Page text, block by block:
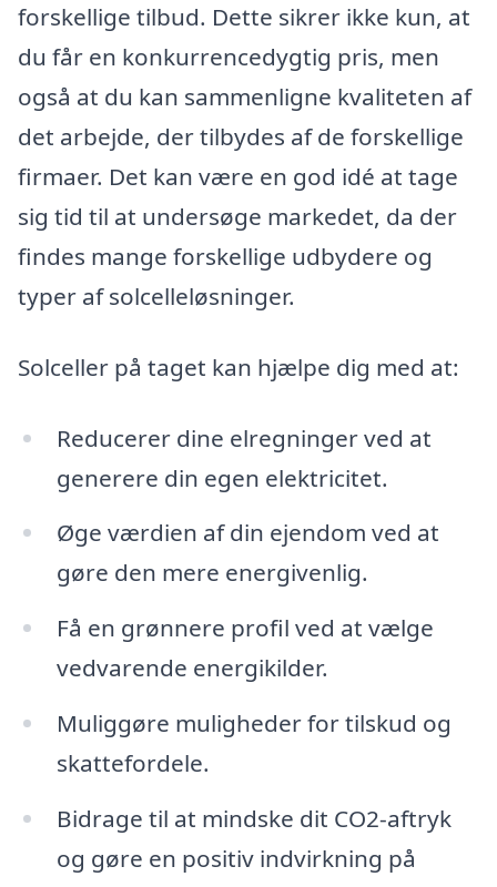
forskellige tilbud. Dette sikrer ikke kun, at
du får en konkurrencedygtig pris, men
også at du kan sammenligne kvaliteten af
det arbejde, der tilbydes af de forskellige
firmaer. Det kan være en god idé at tage
sig tid til at undersøge markedet, da der
findes mange forskellige udbydere og
typer af solcelleløsninger.
Solceller på taget kan hjælpe dig med at:
Reducerer dine elregninger ved at
generere din egen elektricitet.
Øge værdien af din ejendom ved at
gøre den mere energivenlig.
Få en grønnere profil ved at vælge
vedvarende energikilder.
Muliggøre muligheder for tilskud og
skattefordele.
Bidrage til at mindske dit CO2-aftryk
og gøre en positiv indvirkning på